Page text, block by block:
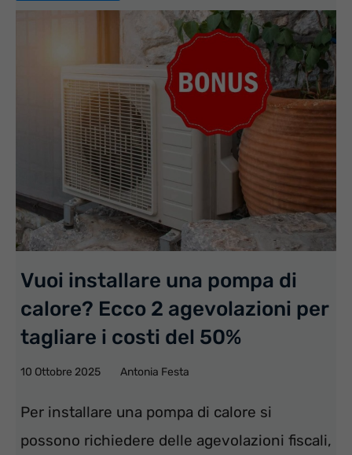
Vuoi installare una pompa di
calore? Ecco 2 agevolazioni per
tagliare i costi del 50%
10 Ottobre 2025 Antonia Festa
Per installare una pompa di calore si
possono richiedere delle agevolazioni fiscali,